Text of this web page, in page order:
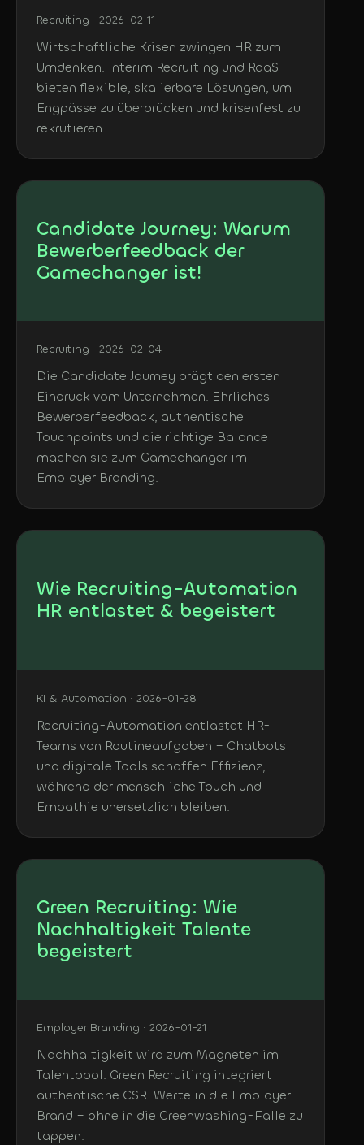
Recruiting · 2026-02-11
Wirtschaftliche Krisen zwingen HR zum
Umdenken. Interim Recruiting und RaaS
bieten flexible, skalierbare Lösungen, um
Engpässe zu überbrücken und krisenfest zu
rekrutieren.
Candidate Journey: Warum
Bewerberfeedback der
Gamechanger ist!
Recruiting · 2026-02-04
Die Candidate Journey prägt den ersten
Eindruck vom Unternehmen. Ehrliches
Bewerberfeedback, authentische
Touchpoints und die richtige Balance
machen sie zum Gamechanger im
Employer Branding.
Wie Recruiting-Automation
HR entlastet & begeistert
KI & Automation · 2026-01-28
Recruiting-Automation entlastet HR-
Teams von Routineaufgaben – Chatbots
und digitale Tools schaffen Effizienz,
während der menschliche Touch und
Empathie unersetzlich bleiben.
Green Recruiting: Wie
Nachhaltigkeit Talente
begeistert
Employer Branding · 2026-01-21
Nachhaltigkeit wird zum Magneten im
Talentpool. Green Recruiting integriert
authentische CSR-Werte in die Employer
Brand – ohne in die Greenwashing-Falle zu
tappen.